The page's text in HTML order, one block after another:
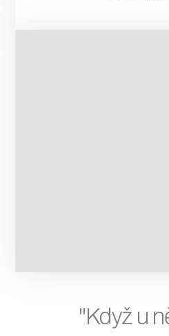
"Když u